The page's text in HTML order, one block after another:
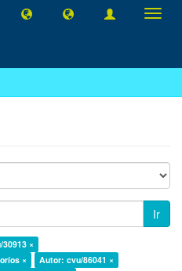
Ir
×
×
Autor: cvu/86041 ×